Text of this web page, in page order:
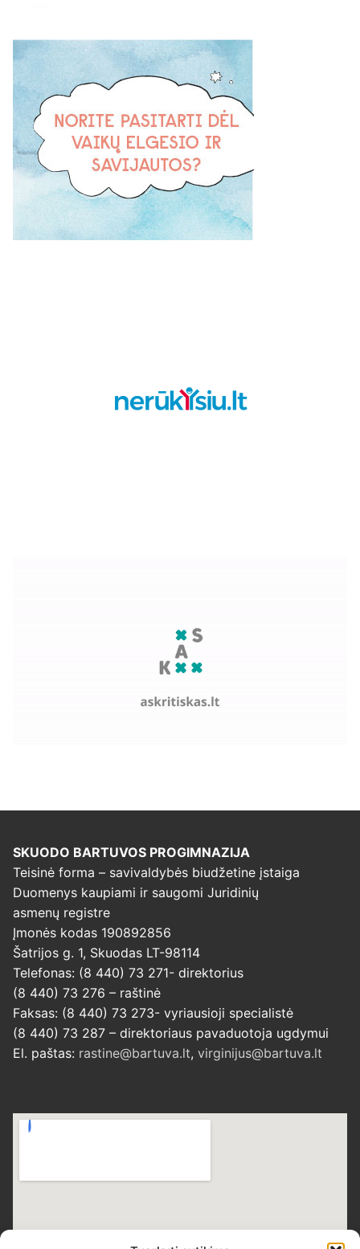
SKUODO BARTUVOS PROGIMNAZIJA
Teisinė forma – savivaldybės biudžetine įstaiga
Duomenys kaupiami ir saugomi Juridinių
asmenų registre
Įmonės kodas 190892856
Šatrijos g. 1, Skuodas LT-98114
Telefonas: (8 440) 73 271- direktorius
(8 440) 73 276 – raštinė
Faksas: (8 440) 73 273- vyriausioji specialistė
(8 440) 73 287 – direktoriaus pavaduotoja ugdymui
El. paštas: rastine@bartuva.lt, virginijus@bartuva.lt